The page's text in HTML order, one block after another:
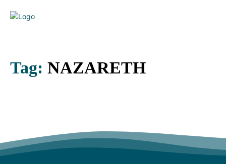
Tag: NAZARETH